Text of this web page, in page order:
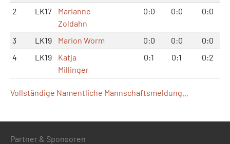
2 LK17
Marianne
Zoldahn
0:0 0:0 0:0
3 LK19 Marion Worm 0:0 0:0
0:0
4
LK19
Katja
Millinger
0:1 0:1 0:2
Vollständige Namentliche Mannschaftsmeldung...
Partner & Sponsoren